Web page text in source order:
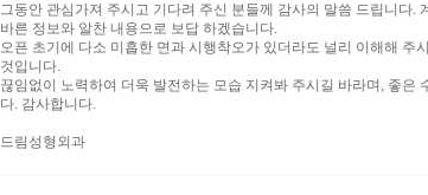
그동안 관심가져 주시고 기다려 주신 분들께 감사의 말씀 드립니다.
바른 정보와 알찬 내용으로 보답 하겠습니다.
오픈 초기에 다소 미흡한 면과 시행착오가 있더라도 널리 이해해 주
것입니다.
끊임없이 노력하여 더욱 발전하는 모습 지켜봐 주시길 바라며, 좋은
다. 감사합니다.
드림성형외과